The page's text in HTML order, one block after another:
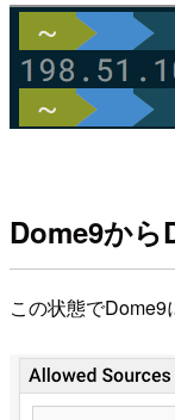
Dome9か
この状態でDome9